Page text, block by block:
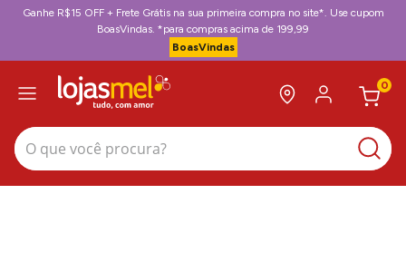
Ganhe R$15 OFF + Frete Grátis na sua primeira compra no site*. Use cupom
BoasVindas. *para compras acima de 199,99
BoasVindas
0
O que você procura?